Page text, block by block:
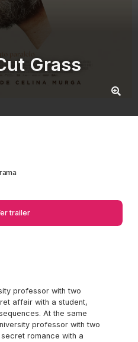
Grass
trailer
professor with two
affair with a student,
At the same
professor with two
romance with a